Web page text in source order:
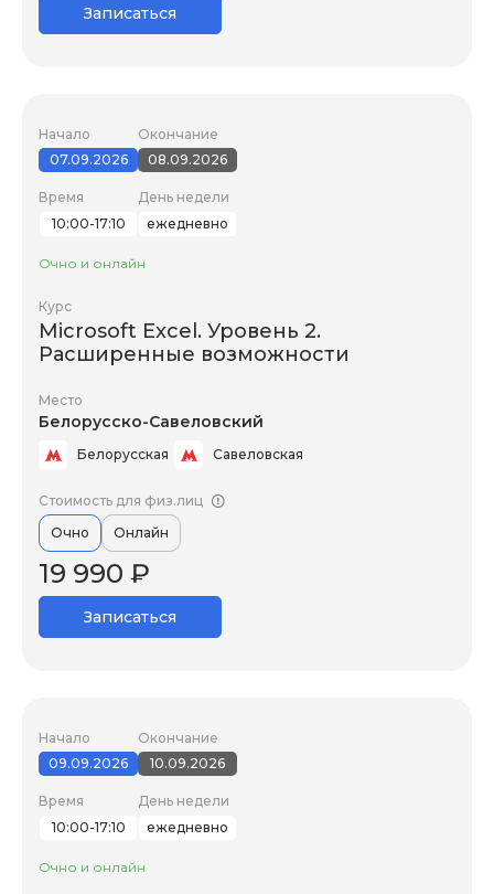
Записаться
Начало
07.09.2026
Окончание
08.09.2026
Время
10:00-17:10
День недели
ежедневно
Очно и онлайн
Курс
Microsoft Excel. Уровень 2.
Расширенные возможности
Место
Белорусско-Савеловский
Белорусская Савеловская
Стоимость для физ.лиц
Очно
Онлайн
19 990 ₽
Записаться
Начало
09.09.2026
Окончание
10.09.2026
Время
10:00-17:10
День недели
ежедневно
Очно и онлайн